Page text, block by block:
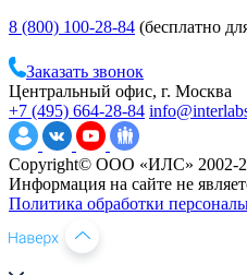
8 (800) 100-28-84 (бесплатно
Заказать звонок
Центральный офис, г. Москва
+7 (495) 664-28-84
Copyright© ООО «ИЛС» 2002-
Информация на сайте не
Политика обработки